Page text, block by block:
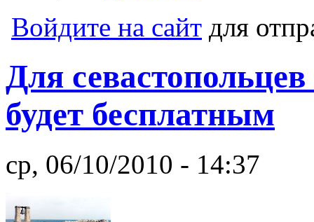
Войдите на сайт для
Для
будет бесплатным
ср, 06/10/2010 - 14:37